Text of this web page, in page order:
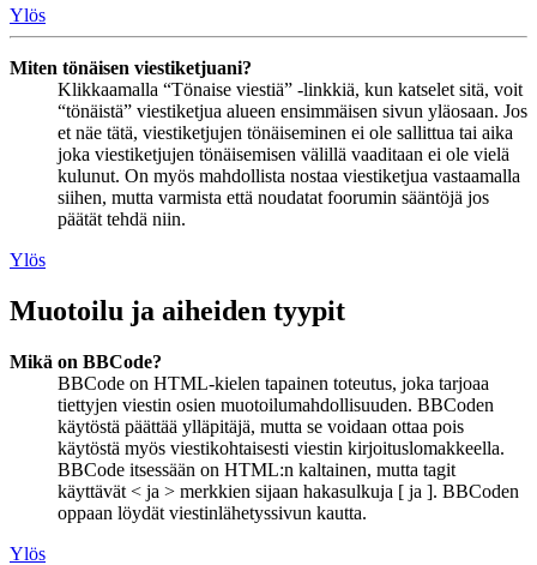
Ylös
Miten tönäisen viestiketjuani?
Klikkaamalla “Tönaise viestiä” -linkkiä, kun katselet sitä, voit
“tönäistä” viestiketjua alueen ensimmäisen sivun yläosaan. Jos
et näe tätä, viestiketjujen tönäiseminen ei ole sallittua tai aika
joka viestiketjujen tönäisemisen välillä vaaditaan ei ole vielä
kulunut. On myös mahdollista nostaa viestiketjua vastaamalla
siihen, mutta varmista että noudatat foorumin sääntöjä jos
päätät tehdä niin.
Ylös
Muotoilu ja aiheiden tyypit
Mikä on BBCode?
BBCode on HTML-kielen tapainen toteutus, joka tarjoaa
tiettyjen viestin osien muotoilumahdollisuuden. BBCoden
käytöstä päättää ylläpitäjä, mutta se voidaan ottaa pois
käytöstä myös viestikohtaisesti viestin kirjoituslomakkeella.
BBCode itsessään on HTML:n kaltainen, mutta tagit
käyttävät < ja > merkkien sijaan hakasulkuja [ ja ]. BBCoden
oppaan löydät viestinlähetyssivun kautta.
Ylös